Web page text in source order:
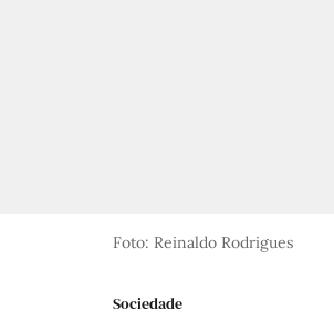
Foto: Reinaldo Rodrigues
Sociedade